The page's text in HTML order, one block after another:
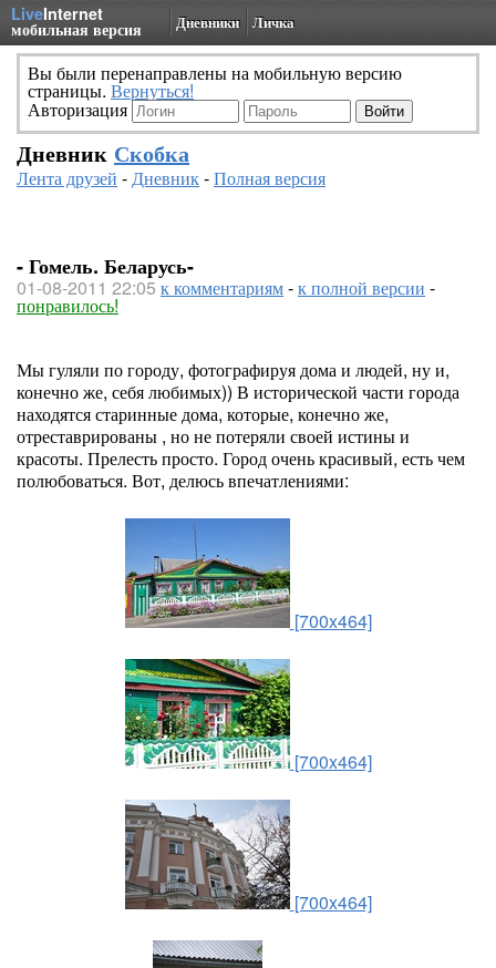
LiveInternet
мобильная версия Дневники Личка
Вы были перенаправлены на мобильную версию
страницы. Вернуться!
Авторизация
Дневник Скобка
Лента друзей -Дневник-Полная версия
- Гомель. Беларусь-
01-08-2011 22:05 к комментариям-к полной версии -
понравилось!
Мы гуляли по городу, фотографируя дома и людей, ну и,
конечно же, себя любимых)) В исторической части города
находятся старинные дома, которые, конечно же,
отреставрированы , но не потеряли своей истины и
красоты. Прелесть просто. Город очень красивый, есть чем
полюбоваться. Вот, делюсь впечатлениями:
[700x464]
[700x464]
[700x464]